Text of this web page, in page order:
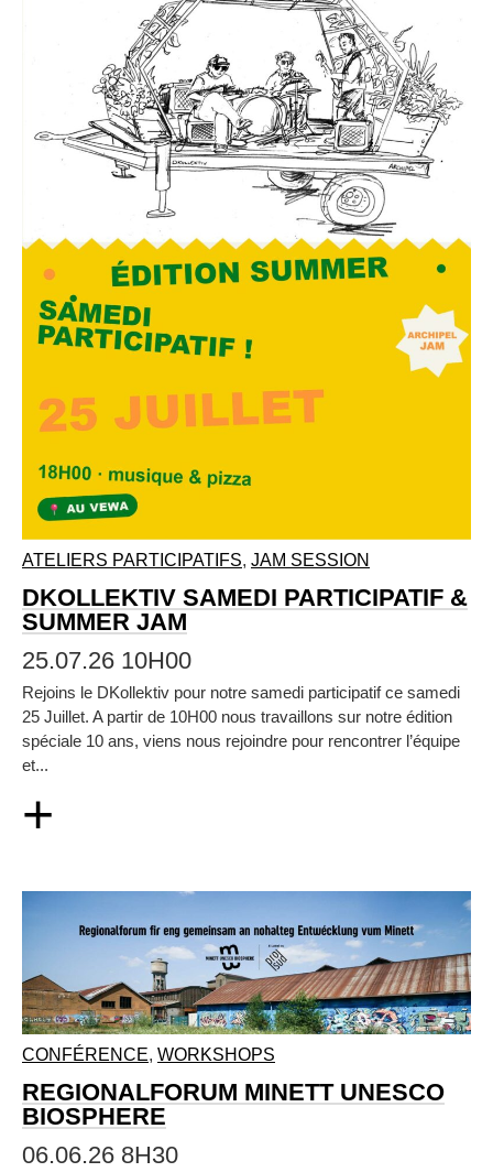
ATELIERS PARTICIPATIFS, JAM SESSION
DKOLLEKTIV SAMEDI PARTICIPATIF &
SUMMER JAM
25.07.26 10H00
Rejoins le DKollektiv pour notre samedi participatif ce samedi
25 Juillet. A partir de 10H00 nous travaillons sur notre édition
spéciale 10 ans, viens nous rejoindre pour rencontrer l’équipe
et...
+
CONFÉRENCE, WORKSHOPS
REGIONALFORUM MINETT UNESCO
BIOSPHERE
06.06.26 8H30